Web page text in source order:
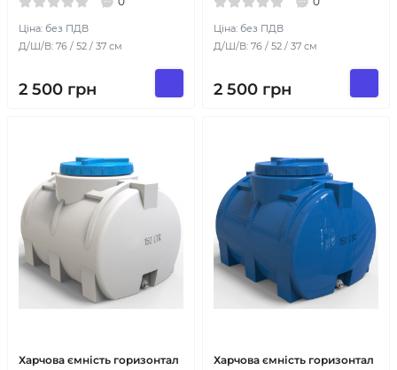
Ціна: без ПДВ
Д/Ш/В: 76 / 52 / 37 см
2 500 грн
Ціна: без ПДВ
Д/Ш/В: 76 / 52 / 37 см
2 500 грн
Харчова ємність горизонтал
Харчова ємність горизонтал